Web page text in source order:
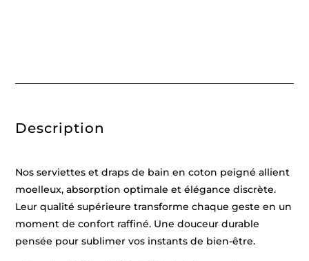
-
x
100
x
(70
140
Description
Nos serviettes et draps de bain en coton peigné allient
moelleux, absorption optimale et élégance discrète.
Leur qualité supérieure transforme chaque geste en un
moment de confort raffiné. Une douceur durable
pensée pour sublimer vos instants de bien-être.